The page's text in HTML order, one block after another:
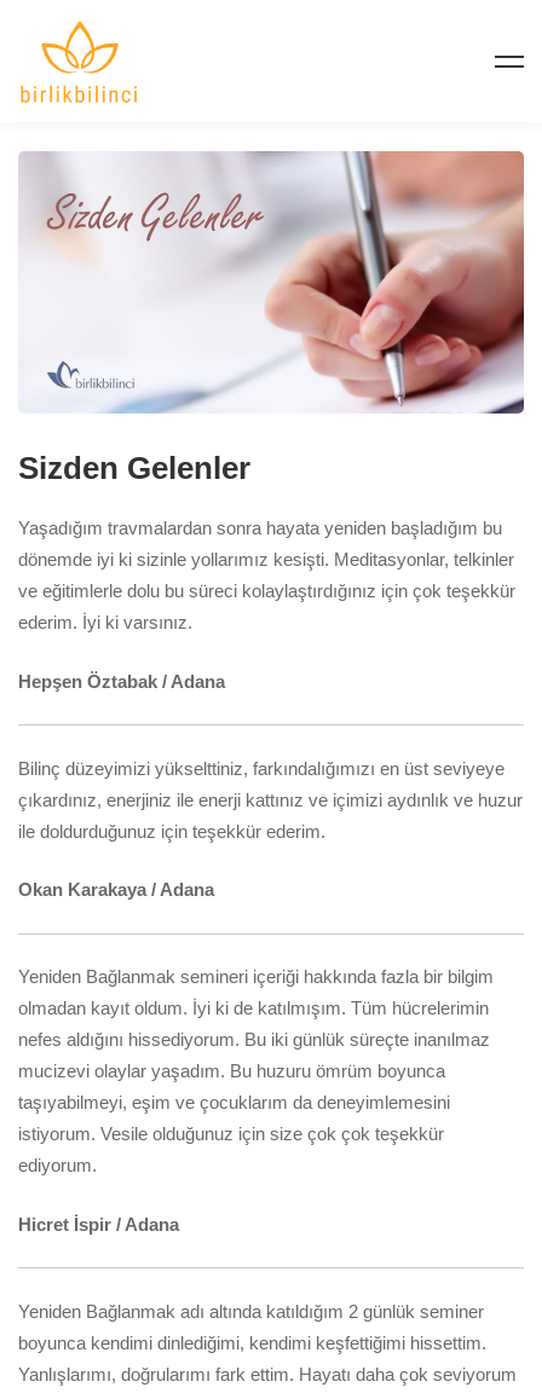
Sizden Gelenler
Yaşadığım travmalardan sonra hayata yeniden başladığım bu
dönemde iyi ki sizinle yollarımız kesişti. Meditasyonlar, telkinler
ve eğitimlerle dolu bu süreci kolaylaştırdığınız için çok teşekkür
ederim. İyi ki varsınız.
Hepşen Öztabak / Adana
Bilinç düzeyimizi yükselttiniz, farkındalığımızı en üst seviyeye
çıkardınız, enerjiniz ile enerji kattınız ve içimizi aydınlık ve huzur
ile doldurduğunuz için teşekkür ederim.
Okan Karakaya / Adana
Yeniden Bağlanmak semineri içeriği hakkında fazla bir bilgim
olmadan kayıt oldum. İyi ki de katılmışım. Tüm hücrelerimin
nefes aldığını hissediyorum. Bu iki günlük süreçte inanılmaz
mucizevi olaylar yaşadım. Bu huzuru ömrüm boyunca
taşıyabilmeyi, eşim ve çocuklarım da deneyimlemesini
istiyorum. Vesile olduğunuz için size çok çok teşekkür
ediyorum.
Hicret İspir / Adana
Yeniden Bağlanmak adı altında katıldığım 2 günlük seminer
boyunca kendimi dinlediğimi, kendimi keşfettiğimi hissettim.
Yanlışlarımı, doğrularımı fark ettim. Hayatı daha çok seviyorum